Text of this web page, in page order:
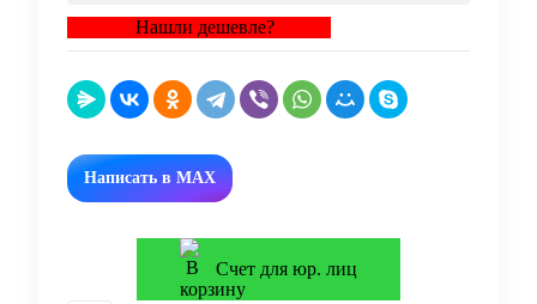
Нашли дешевле?
Написать в MAX
Счет для юр. лиц